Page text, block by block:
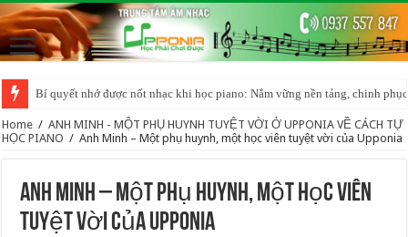
Bí quyết nhớ được nốt nhạc khi học piano: Nắm vững nền tảng, chinh
Home / ANH MINH - MỘT PHỤ HUYNH TUYỆT VỜI Ở UPPONIA VỀ CÁCH TỰ
HỌC PIANO / Anh Minh – Một phụ huynh, một học viên tuyệt vời của Upponia
Anh Minh – Một phụ huynh, một học viên
tuyệt vời của Upponia